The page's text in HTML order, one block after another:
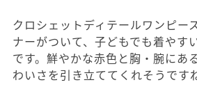
クロシェットディテールワンピー
ナーがついて、子どもでも着やす
です。鮮やかな赤色と胸・腕にあ
わいさを引き立ててくれそうです